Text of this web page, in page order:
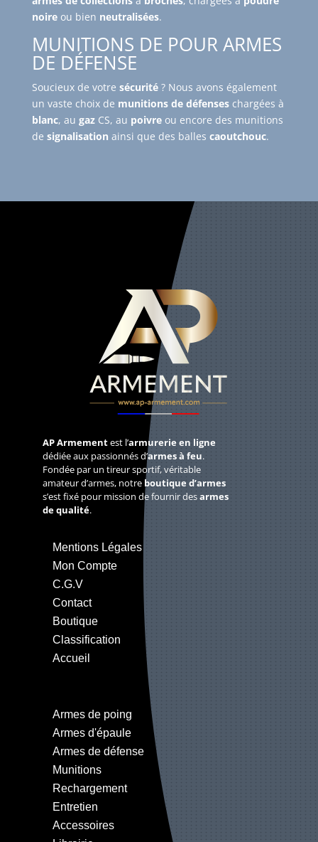
noireou bien neutralisées.
MUNITIONS DE POUR ARMES
DE DÉFENSE
Soucieux de votre sécurité? Nous avons également
un vaste choix de munitions de défenseschargées à
blanc, au gazCS, au poivreou encore des munitions
de signalisation ainsi que des balles caoutchouc.
AP Armementest l’armurerie en ligne
dédiée aux passionnés d’armes à feu.
Fondée par un tireur sportif, véritable
amateur d’armes, notre boutique d’armes
s’est fixé pour mission de fournir desarmes
de qualité.
Mentions Légales
Mon Compte
C.G.V
Contact
Boutique
Classification
Accueil
Armes de poing
Armes d'épaule
Armes de défense
Munitions
Rechargement
Entretien
Accessoires